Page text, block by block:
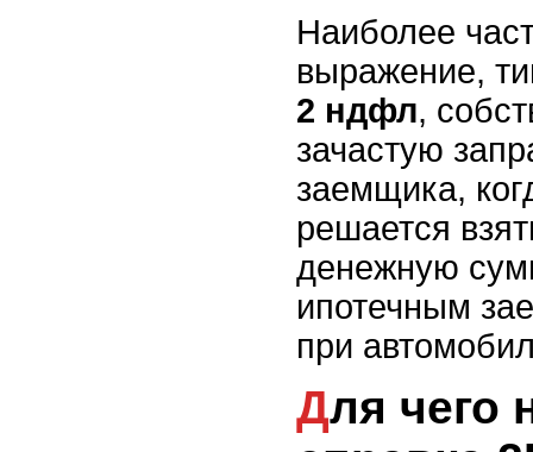
Наиболее
выражение,
2 ндфл,
зачастую
заемщика,
решается
денежную
ипотечным
при
Для чего нужна